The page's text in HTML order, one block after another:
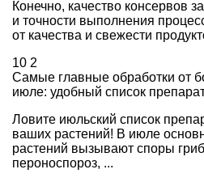
Конечно, качество консервов
и точности выполнения
от качества и свежести
10 2
Самые главные обработки от
июле: удобный список
Ловите июльский список
ваших растений! В июле
растений вызывают споры
пероноспороз, ...